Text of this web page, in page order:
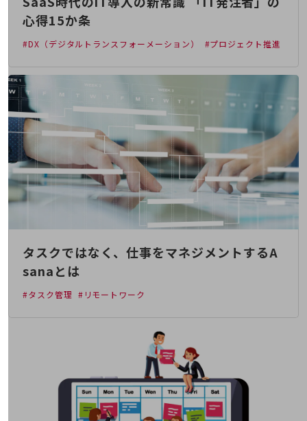
通信モジュール製品
衛星携帯電話
IOT完了済みメーカーブランド製品
料金
料金TOP
ドコモBiz データ無制限 ドコモ MAX ドコモ mini ドコモBiz かけ放題
ケータイプラン
5Gデータプラス
データプラス
モバイルサービス
端末の一元管理
セキュリティ
運用保守・故障紛失サポート
心得15か条
#DX（デジタルトランスフォーメーション） #プロジェクト推進
タスクではなく、仕事をマネジメントするA
sanaとは
#タスク管理 #リモートワーク